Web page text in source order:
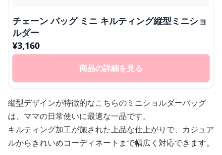
チェーン バッグ ミニ キルティング縦型ミニショ
ルダー
¥3,160
商品の詳細を見る
縦型デザインが特徴的なこちらのミニショルダーバッグ
は、ママの日常使いに最適な一品です。
キルティング加工が施された上品な仕上がりで、カジュア
ルからきれいめコーディネートまで幅広く対応できます。